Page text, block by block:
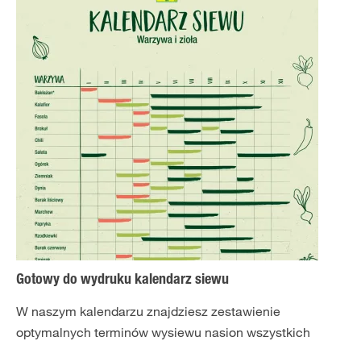
Gotowy do wydruku kalendarz siewu
W naszym kalendarzu znajdziesz zestawienie
optymalnych terminów wysiewu nasion wszystkich